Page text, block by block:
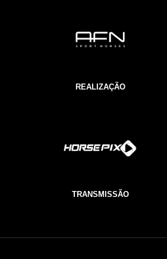
REALIZAÇÃO
TRANSMISSÃO